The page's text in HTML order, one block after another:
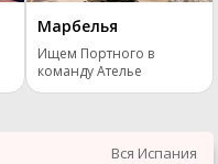
Марбелья
Ищем Портного в
команду Ателье
Вся Испания